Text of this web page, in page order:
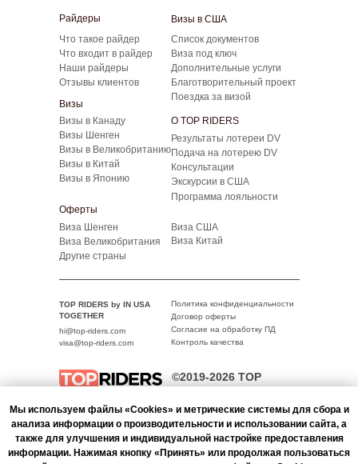
Мы используем файлы «Cookies» и метрические системы для сбора и
анализа информации о производительности и использовании сайта, а
также для улучшения и индивидуальной настройке предоставления
информации. Нажимая кнопку «Принять» или продолжая пользоваться
Что такое райдер
Что входит в райдер
Наши райдеры
Отзывы клиентов
Райдеры
Виза США
Виза Шенген
Виза Великобритания
Виза Китай
Другие страны
Оферты
Результаты лотереи DV
TOP RIDERS by IN USA
TOGETHER
hi@top-riders.com
Политика конфиденциальности
Договор оферты
Согласие на обработку ПД
Контроль качества
Визы
Визы Шенген
Консультации
©2019-2026 TOP
All rights reserved
Визы в США
Экскурсии в США
О TOP RIDERS
visa@top-riders.com
Визы в Великобританию
Визы в Китай
Визы в Японию
Визы в Канаду
Список документов
Виза под ключ
Дополнительные услуги
Поездка за визой
Благотворительный проект
Программа лояльности
Подача на лотерею DV